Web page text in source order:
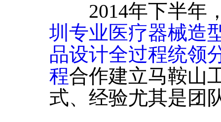
2014年下半年
圳专业医疗器械造
品设计全过程统领
程合作建立马鞍山
式、经验尤其是团